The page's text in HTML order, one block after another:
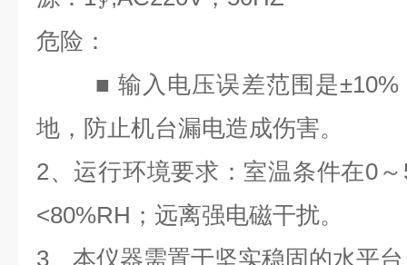
危险：
■ 输入电压误差范围是
地，防止机台漏电造成伤害。
2、运行环境要求：室温条件在0
<80%RH；远离强电磁干扰。
3 、本仪器需置于坚实稳固的水平